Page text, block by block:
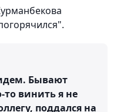
Бывают
то винить я не
поддался на